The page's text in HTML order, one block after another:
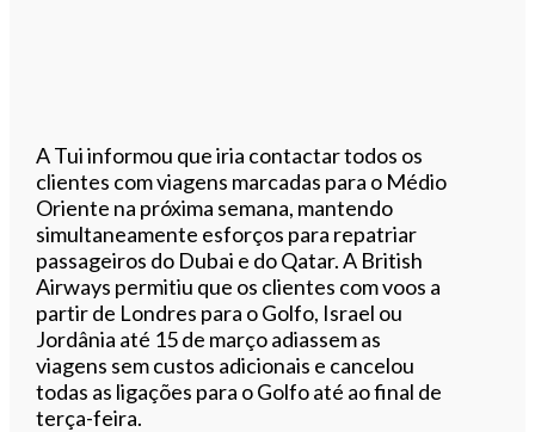
A Tui informou que iria contactar todos os
clientes com viagens marcadas para o Médio
Oriente na próxima semana, mantendo
simultaneamente esforços para repatriar
passageiros do Dubai e do Qatar. A British
Airways permitiu que os clientes com voos a
partir de Londres para o Golfo, Israel ou
Jordânia até 15 de março adiassem as
viagens sem custos adicionais e cancelou
todas as ligações para o Golfo até ao final de
terça-feira.